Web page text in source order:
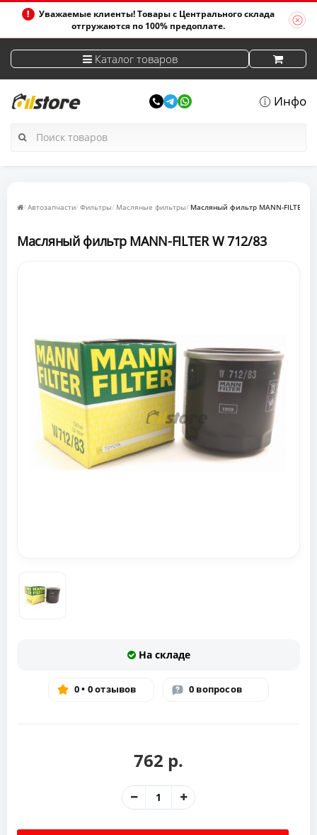
Уважаемые клиенты! Товары с Центрального склада
отгружаются по 100% предоплате.
Каталог товаров
Инфо
Автозапчасти Фильтры Масляные фильтры Масляный фильтр MANN-FILTER W
Масляный фильтр MANN-FILTER W 712/83
На складе
0 • 0 отзывов 0 вопросов
762 р.